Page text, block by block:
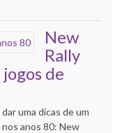
New
Rally
de
uma dicas de um
anos 80: New